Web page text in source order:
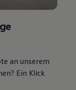
an unserem
Ein Klick